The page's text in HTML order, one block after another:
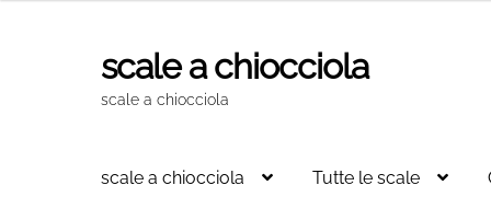
Vai
alla
Vai
al
scale a chiocciola
scale a chiocciola
scale a chiocciola Tutte le scale
38,00€.34,20€.